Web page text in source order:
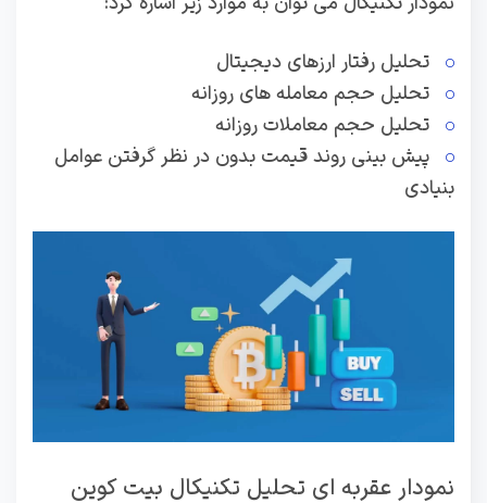
تحلیل رفتار ارزهای دیجیتال
تحلیل حجم معامله های روزانه
تحلیل حجم معاملات روزانه
پیش بینی روند قیمت بدون در نظر گرفتن عوامل
بنیادی
نمودار عقربه ای تحلیل تکنیکال بیت کوین